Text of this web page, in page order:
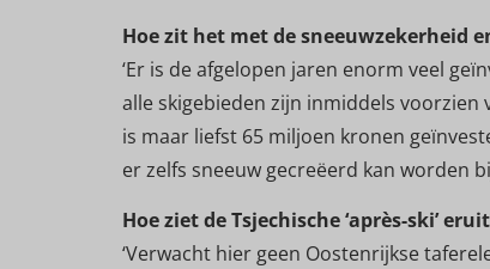
Hoe zit het met de sneeuwzekerheid
‘Er is de afgelopen jaren enorm veel
alle skigebieden zijn inmiddels
is maar liefst 65 miljoen kronen
er zelfs sneeuw gecreëerd kan worden
Hoe ziet de Tsjechische ‘après-ski’
‘Verwacht hier geen Oostenrijkse